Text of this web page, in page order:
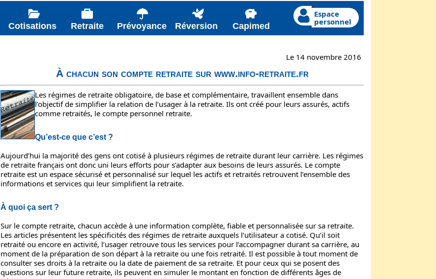
Cotisations Retraite Prévoyance Réversion Capimed
Espace
personnel
Le 14 novembre 2016
À chacun son compte retraite sur www.info-retraite.fr
Les régimes de retraite obligatoire, de base et complémentaire, travaillent ensemble dans
l’objectif de simplifier la relation de l’usager à la retraite. Ils ont créé pour leurs assurés, actifs
comme retraités, le compte personnel retraite.
Qu’est-ce que c’est ?
Aujourd’hui la majorité des gens ont cotisé à plusieurs régimes de retraite durant leur carrière. Les régimes
de retraite français ont donc uni leurs efforts pour s’adapter aux besoins de leurs assurés. Le compte
retraite est un espace sécurisé et personnalisé sur lequel les actifs et retraités retrouvent l’ensemble des
informations et services qui leur simplifient la retraite.
À quoi ça sert ?
Sur le compte retraite, chacun accède à une information complète, fiable et personnalisée sur sa retraite.
Les articles présentent les spécificités des régimes de retraite auxquels l’utilisateur a cotisé. Qu’il soit
retraité ou encore en activité, l’usager retrouve tous les services pour l’accompagner durant sa carrière, au
moment de la préparation de son départ à la retraite ou une fois retraité. Il est possible à tout moment de
consulter ses droits à la retraite ou la date de paiement de sa retraite. Et pour ceux qui se posent des
questions sur leur future retraite, ils peuvent en simuler le montant en fonction de différents âges de